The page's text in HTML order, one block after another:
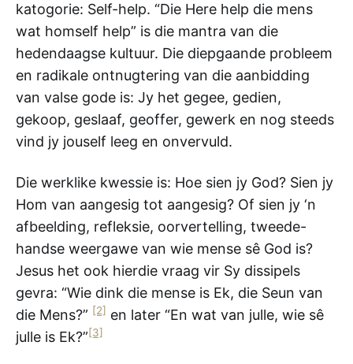
katogorie: Self-help. “Die Here help die mens
wat homself help” is die mantra van die
hedendaagse kultuur. Die diepgaande probleem
en radikale ontnugtering van die aanbidding
van valse gode is: Jy het gegee, gedien,
gekoop, geslaaf, geoffer, gewerk en nog steeds
vind jy jouself leeg en onvervuld.
Die werklike kwessie is: Hoe sien jy God? Sien jy
Hom van aangesig tot aangesig? Of sien jy ‘n
afbeelding, refleksie, oorvertelling, tweede-
handse weergawe van wie mense sê God is?
Jesus het ook hierdie vraag vir Sy dissipels
gevra: “Wie dink die mense is Ek, die Seun van
die Mens?” [2] en later “En wat van julle, wie sê
julle is Ek?”[3]